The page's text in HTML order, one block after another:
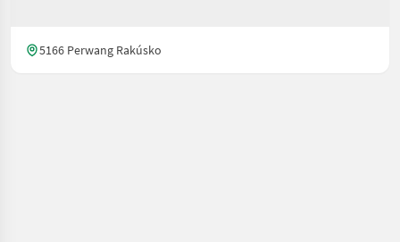
5166 Perwang Rakúsko